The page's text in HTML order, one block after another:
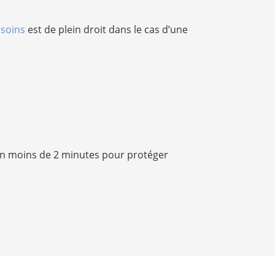
est de plein droit dans le cas d’une
moins de 2 minutes pour protéger